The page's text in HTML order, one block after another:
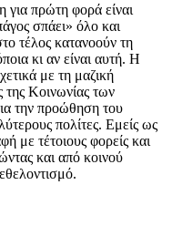
για πρώτη φορά είναι
σπάει» όλο και
τέλος κατανοούν τη
κι αν είναι αυτή. Η
με τη μαζική
της Κοινωνίας των
την προώθηση του
πολίτες. Εμείς ως
με τέτοιους φορείς και
και από κοινού